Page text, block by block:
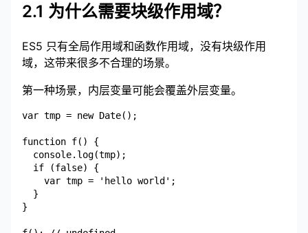
2.1 为什么需要块级作用域？
ES5 只有全局作用域和函数作用域，没有块级作用
域，这带来很多不合理的场景。
第一种场景，内层变量可能会覆盖外层变量。
var tmp = new Date();
function f() {
  console.log(tmp);
  if (false) {
    var tmp = 'hello world';
  }
}